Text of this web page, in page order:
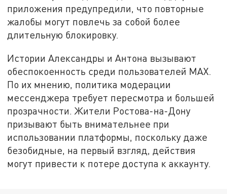
приложения предупредили, что повторные
жалобы могут повлечь за собой более
длительную блокировку.
Истории Александры и Антона вызывают
обеспокоенность среди пользователей MAX.
По их мнению, политика модерации
мессенджера требует пересмотра и большей
прозрачности. Жители Ростова-на-Дону
призывают быть внимательнее при
использовании платформы, поскольку даже
безобидные, на первый взгляд, действия
могут привести к потере доступа к аккаунту.